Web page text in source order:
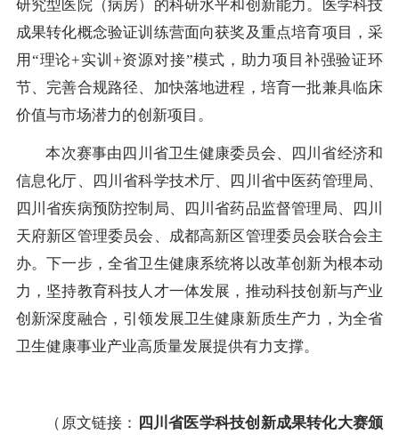
研究型医院（病房）的科研水平和创新能力。医学科技
成果转化概念验证训练营面向获奖及重点培育项目，采
用“理论+实训+资源对接”模式，助力项目补强验证环
节、完善合规路径、加快落地进程，培育一批兼具临床
价值与市场潜力的创新项目。
本次赛事由四川省卫生健康委员会、四川省经济和
信息化厅、四川省科学技术厅、四川省中医药管理局、
四川省疾病预防控制局、四川省药品监督管理局、四川
天府新区管理委员会、成都高新区管理委员会联合会主
办。下一步，全省卫生健康系统将以改革创新为根本动
力，坚持教育科技人才一体发展，推动科技创新与产业
创新深度融合，引领发展卫生健康新质生产力，为全省
卫生健康事业产业高质量发展提供有力支撑。
（原文链接： 四川省医学科技创新成果转化大赛颁